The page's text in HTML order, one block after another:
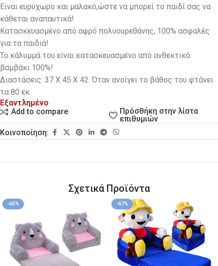
Eίναι ευρύχωρο και μαλακό,ώστε να μπορεί το παιδί σας να
κάθεται αναπαυτικά!
Κατασκευασμένο από αφρό πολυουρεθάνης, 100% ασφαλές
για τα παιδιά!
Το κάλυμμά του είναι κατασκευασμένο από ανθεκτικό
βαμβάκι 100%!
Διαστάσεις: 37 Χ 45 Χ 42. Όταν ανοίγει το βάθος του φτάνει
τα 80 εκ.
Εξαντλημένο
Add to compare
Πρόσθήκη στην λίστα
επιθυμιών
Κοινοποίηση:
Σχετικά Προϊόντα
-65% -67%